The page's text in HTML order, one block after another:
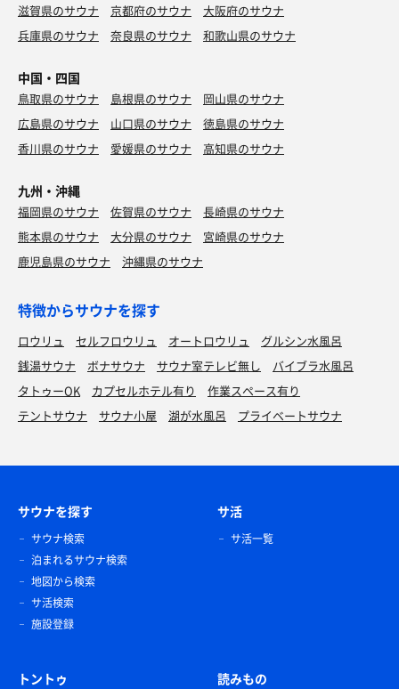
滋賀県のサウナ 京都府のサウナ
大阪府のサウナ
兵庫県のサウナ
奈良県のサウナ 和歌山県のサウナ
中国・四国
鳥取県のサウナ 島根県のサウナ
岡山県のサウナ
広島県のサウナ
山口県のサウナ
徳島県のサウナ
香川県のサウナ
愛媛県のサウナ 高知県のサウナ
九州・沖縄
福岡県のサウナ 佐賀県のサウナ
長崎県のサウナ
熊本県のサウナ
大分県のサウナ
宮崎県のサウナ
鹿児島県のサウナ
沖縄県のサウナ
特徴からサウナを探す
ロウリュ セルフロウリュ オートロウリュ
グルシン水風呂
銭湯サウナ
ボナサウナ サウナ室テレビ無し
バイブラ水風呂
タトゥーOK
カプセルホテル有り
作業スペース有り
テントサウナ
サウナ小屋 湖が水風呂 プライベートサウナ
サウナを探す
サウナ検索
泊まれるサウナ検索
地図から検索
サ活検索
施設登録
サ活
サ活一覧
トントゥ 読みもの